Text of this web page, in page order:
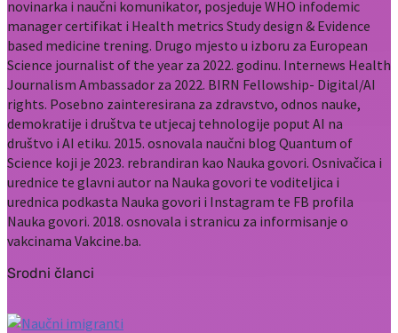
novinarka i naučni komunikator, posjeduje WHO infodemic
manager certifikat i Health metrics Study design & Evidence
based medicine trening. Drugo mjesto u izboru za European
Science journalist of the year za 2022. godinu. Internews Health
Journalism Ambassador za 2022. BIRN Fellowship- Digital/AI
rights. Posebno zainteresirana za zdravstvo, odnos nauke,
demokratije i društva te utjecaj tehnologije poput AI na
društvo i AI etiku. 2015. osnovala naučni blog Quantum of
Science koji je 2023. rebrandiran kao Nauka govori. Osnivačica i
urednice te glavni autor na Nauka govori te voditeljica i
urednica podkasta Nauka govori i Instagram te FB profila
Nauka govori. 2018. osnovala i stranicu za informisanje o
vakcinama Vakcine.ba.
Srodni članci